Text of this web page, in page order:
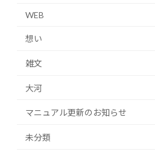
WEB
想い
雑文
大河
マニュアル更新のお知らせ
未分類